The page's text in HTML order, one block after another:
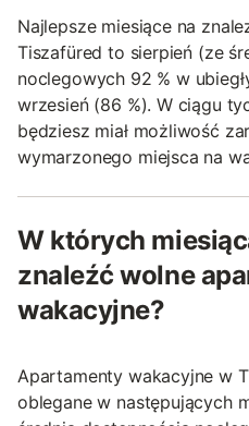
Najlepsze miesiące na
Tiszafüred to sierpień (ze
noclegowych 92 % w
wrzesień (86 %). W ciągu
będziesz miał możliwość
wymarzonego miejsca na
W których
znaleźć wolne
wakacyjne?
Apartamenty wakacyjne w
oblegane w następujących